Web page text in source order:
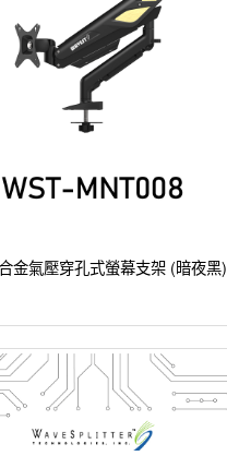
金氣壓穿孔式螢幕支架 (暗夜黑)